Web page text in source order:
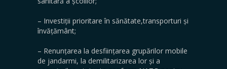
– Investiții prioritare în sănătate,transporturi și
învățământ;
– Renunțarea la desființarea grupărilor mobile
de jandarmi, la demilitarizarea lor și a